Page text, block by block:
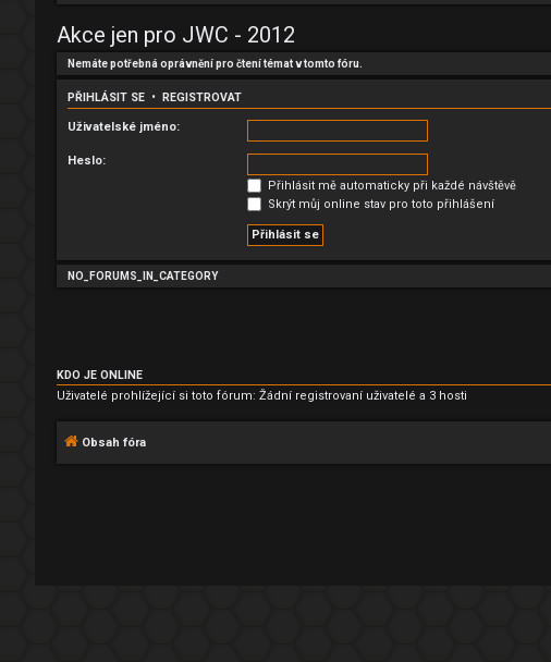
Akce jen pro JWC - 2012
Nemáte potřebná oprávnění pro čtení témat v tomto fóru.
PŘIHLÁSIT SE • REGISTROVAT
Uživatelské jméno:
Heslo:
Přihlásit mě automaticky při každé návštěvě
Skrýt můj online stav pro toto přihlášení
NO_FORUMS_IN_CATEGORY
KDO JE ONLINE
Uživatelé prohlížející si toto fórum: Žádní registrovaní uživatelé a 3 hosti
Obsah fóra